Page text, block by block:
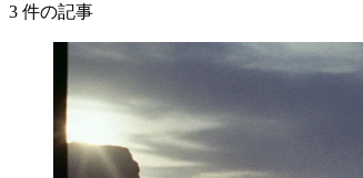
3 件の記事